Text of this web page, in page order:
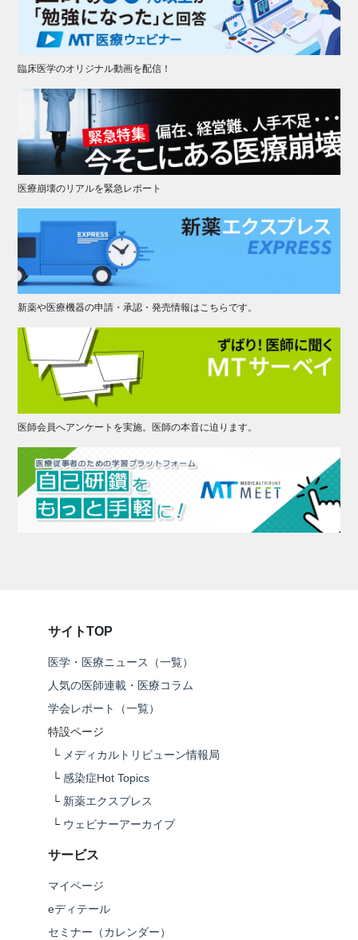
臨床医学のオリジナル動画を配信！
医療崩壊のリアルを緊急レポート
新薬や医療機器の申請・承認・発売情報はこちらです。
医師会員へアンケートを実施。医師の本音に迫ります。
サイトTOP
医学・医療ニュース（一覧）
人気の医師連載・医療コラム
学会レポート（一覧）
特設ページ
└ メディカルトリビューン情報局
└ 感染症Hot Topics
└ 新薬エクスプレス
└ ウェビナーアーカイブ
サービス
マイページ
eディテール
セミナー（カレンダー）